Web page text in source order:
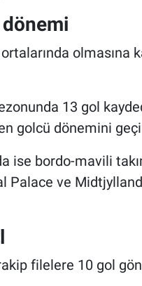
olmasına
13 gol
golcü dönemini
ise bordo-mavili
Palace ve
filelere 10 gol